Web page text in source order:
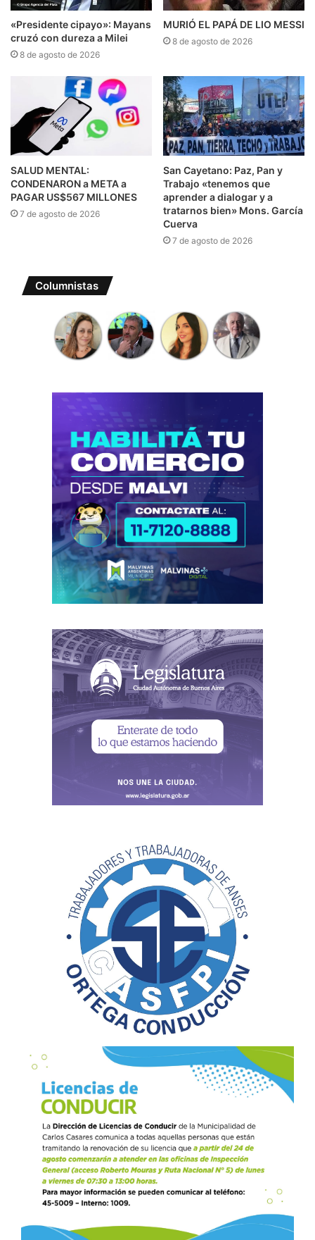
«Presidente cipayo»: Mayans
cruzó con dureza a Milei
8 de agosto de 2026
MURIÓ EL PAPÁ DE LIO MESSI
8 de agosto de 2026
SALUD MENTAL:
CONDENARON a META a
PAGAR US$567 MILLONES
7 de agosto de 2026
San Cayetano: Paz, Pan y
Trabajo «tenemos que
aprender a dialogar y a
tratarnos bien» Mons. García
Cuerva
7 de agosto de 2026
Columnistas